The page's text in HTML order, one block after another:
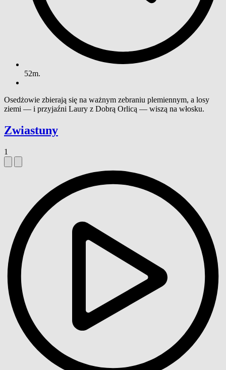
52m.
Osedżowie zbierają się na ważnym zebraniu plemiennym, a losy
ziemi — i przyjaźni Laury z Dobrą Orlicą — wiszą na włosku.
Zwiastuny
1